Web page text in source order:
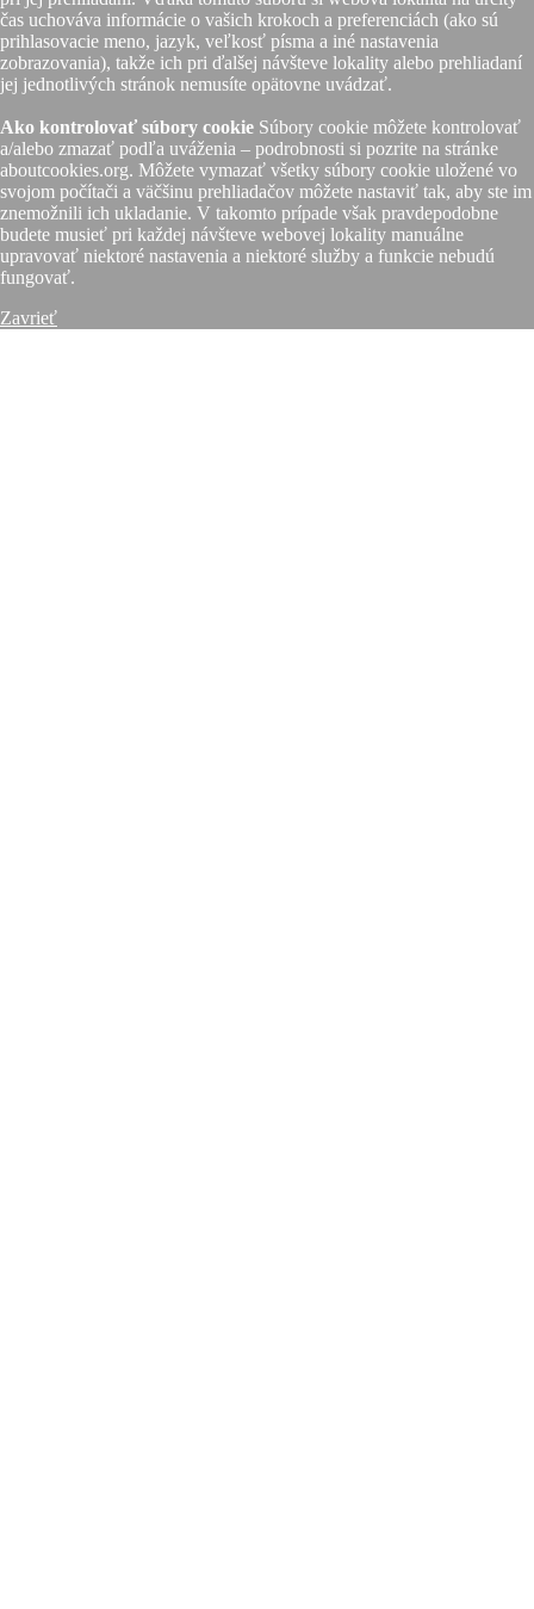
čas uchováva informácie o vašich krokoch a preferenciách (ako sú
prihlasovacie meno, jazyk, veľkosť písma a iné nastavenia
zobrazovania), takže ich pri ďalšej návšteve lokality alebo prehliadaní
jej jednotlivých stránok nemusíte opätovne uvádzať.
Ako kontrolovať súbory cookie Súbory cookie môžete kontrolovať
a/alebo zmazať podľa uváženia – podrobnosti si pozrite na stránke
aboutcookies.org. Môžete vymazať všetky súbory cookie uložené vo
svojom počítači a väčšinu prehliadačov môžete nastaviť tak, aby ste im
znemožnili ich ukladanie. V takomto prípade však pravdepodobne
budete musieť pri každej návšteve webovej lokality manuálne
upravovať niektoré nastavenia a niektoré služby a funkcie nebudú
fungovať.
Zavrieť